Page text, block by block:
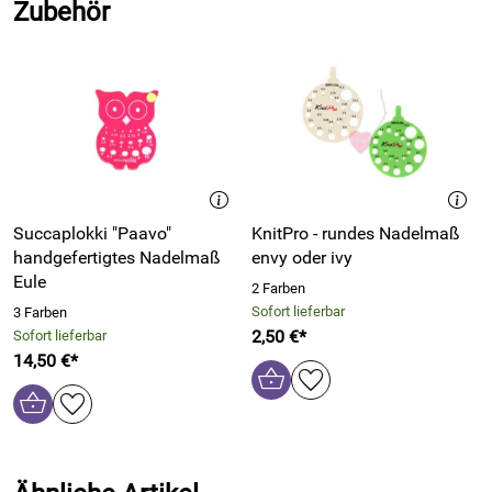
verschiedenen Größen, Stärken und Materialien.
Die Rainbow Nadeln von Lana Grossa werden plastikfrei (in
Papier verpackt) geliefert.
Hersteller: Knit Pro, ,
Verantwortliche Person: Dr. Ing. Ashok Jain, Voss Str. 8,
68782 Brühl, Deutschland, eusupport@knitpro.eu
Zubehör
Succaplokki "Paavo"
handgefertigtes Nadelmaß
Eule
3 Farben
Sofort lieferbar
14,50 €*
KnitPro - rundes Nadelmaß
envy oder ivy
2 Farben
Sofort lieferbar
2,50 €*